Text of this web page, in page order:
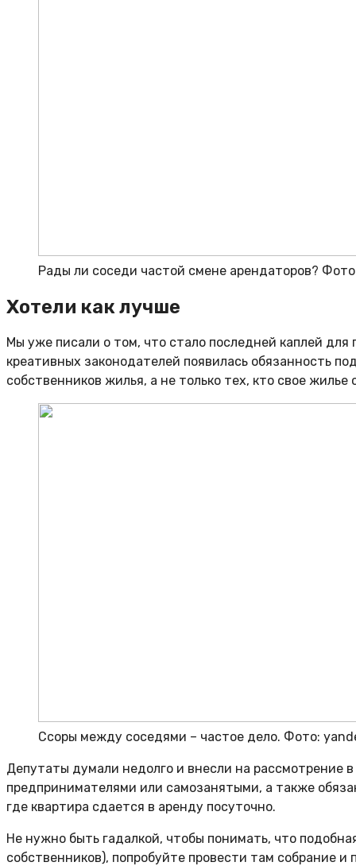
Рады ли соседи частой смене арендаторов?
Хотели как лучше
Мы уже писали о том, что стало последней каплей
креативных законодателей появилась обязанность
собственников жилья, а не только тех, кто свое жилье
Ссоры между соседями – частое дело. Фото:
Депутаты думали недолго и внесли на рассмотрение
предпринимателями или самозанятыми, а также
где квартира сдается в аренду посуточно.
Не нужно быть гадалкой, чтобы понимать, что
собственников), попробуйте провести там собрание и